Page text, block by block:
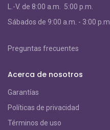
L.-V. de 8:00 a.m. 5:00 p.m.
Sábados de 9:00 a.m. - 3:00 p.m.
Preguntas frecuentes
Acerca de nosotros
Garantías
Políticas de privacidad
Términos de uso